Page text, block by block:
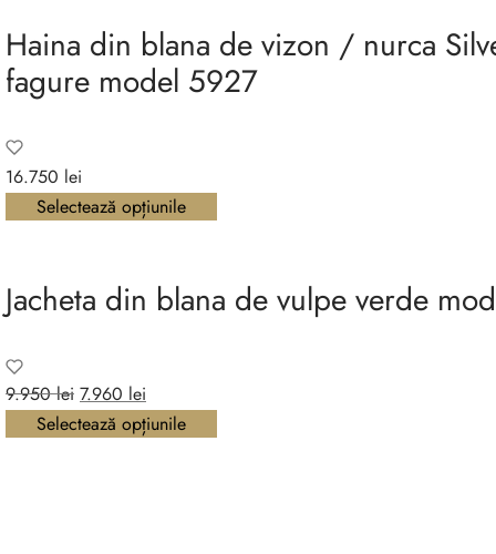
Haina din blana de vizon / nurca
fagure model 5927
16.750 lei
Selectează opțiunile
Jacheta din blana de vulpe verde
9.950lei Prețul
inițial a
7.960 lei
curent
Selectează opțiunile